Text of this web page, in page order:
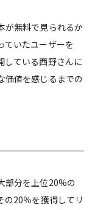
が無料で見られるか
ていたユーザーを
している西野さんに
価値を感じるまでの
部分を上位20%の
の20％を獲得してリ